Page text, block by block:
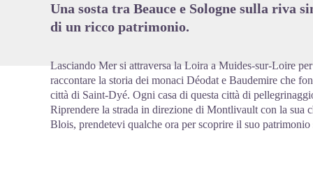
Una sosta tra Beauce e Sologne sulla riva
di un ricco patrimonio.
Lasciando Mer si attraversa la Loira a Muides-sur-Loire
raccontare la storia dei monaci Déodat e Baudemire che
città di Saint-Dyé. Ogni casa di questa città di
Riprendere la strada in direzione di Montlivault con la sua
Blois, prendetevi qualche ora per scoprire il suo patrimonio